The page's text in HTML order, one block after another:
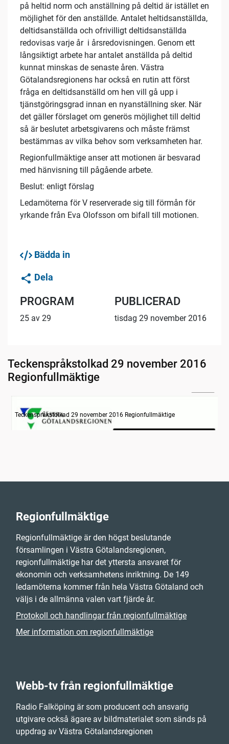
på heltid norm och anställning på deltid är istället en
möjlighet för den anställde. Antalet heltidsanställda,
deltidsanställda och ofrivilligt deltidsanställda
redovisas varje år i årsredovisningen. Genom ett
långsiktigt arbete har antalet anställda på deltid
kunnat minskas de senaste åren. Västra
Götalandsregionens har också en rutin att först
fråga en deltidsanställd om hen vill gå upp i
tjänstgöringsgrad innan en nyanställning sker. När
det gäller förslaget om generös möjlighet till deltid
så är beslutet arbetsgivarens och måste främst
bestämmas av vilka behov som verksamheten har.
Regionfullmäktige anser att motionen är besvarad
med hänvisning till pågående arbete.
Beslut: enligt förslag
Ledamöterna för V reserverade sig till förmån för
yrkande från Eva Olofsson om bifall till motionen.
Bädda in
Dela
PROGRAM
25 av 29
PUBLICERAD
tisdag 29 november 2016
Teckenspråkstolkad 29 november 2016
Regionfullmäktige
Information om dagens ärenden
Teckenspråkstolkad 29 november 2016 Regionfullmäktige
Regionfullmäktige
Regionfullmäktige är den högst beslutande
församlingen i Västra Götalandsregionen,
regionfullmäktige har det yttersta ansvaret för
ekonomin och verksamhetens inriktning. De 149
ledamöterna kommer från hela Västra Götaland och
väljs i de allmänna valen vart fjärde år.
Protokoll och handlingar från regionfullmäktige
Mer information om regionfullmäktige
Webb-tv från regionfullmäktige
Radio Falköping är som producent och ansvarig
utgivare också ägare av bildmaterialet som sänds på
uppdrag av Västra Götalandsregionen